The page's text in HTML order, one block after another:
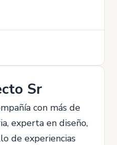
Sr
con más de
experta en diseño,
de experiencias